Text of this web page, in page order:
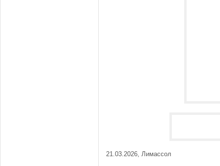
21.03.2026, Лимассол